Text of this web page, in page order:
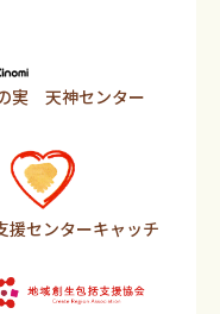
実 天神センター
援センターキャッチ